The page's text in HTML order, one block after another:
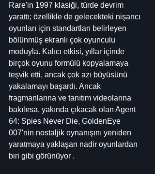
Rare'in 1997 klasiği, türde devrim
yarattı; özellikle de gelecekteki nişancı
oyunları için standartları belirleyen
bölünmüş ekranlı çok oyunculu
moduyla. Kalıcı etkisi, yıllar içinde
birçok oyunu formülü kopyalamaya
teşvik etti, ancak çok azı büyüsünü
yakalamayı başardı. Ancak
fragmanlarına ve tanıtım videolarına
bakılırsa, yakında çıkacak olan Agent
64: Spies Never Die, GoldenEye
007'nin nostaljik oynanışını yeniden
yaratmaya yaklaşan nadir oyunlardan
biri gibi görünüyor .